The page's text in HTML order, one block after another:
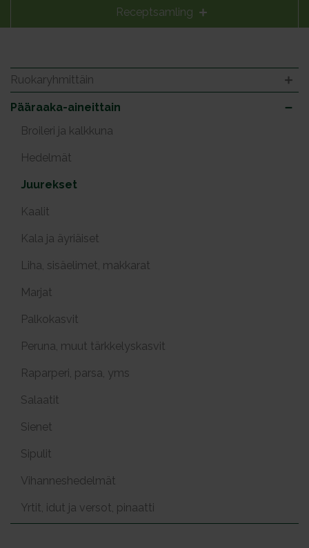
Receptsamling
Ruokaryhmittäin
Pääraaka-aineittain
Broileri ja kalkkuna
Hedelmät
Juurekset
Kaalit
Kala ja äyriäiset
Liha, sisäelimet, makkarat
Marjat
Palkokasvit
Peruna, muut tärkkelyskasvit
Raparperi, parsa, yms
Salaatit
Sienet
Sipulit
Vihanneshedelmät
Yrtit, idut ja versot, pinaatti